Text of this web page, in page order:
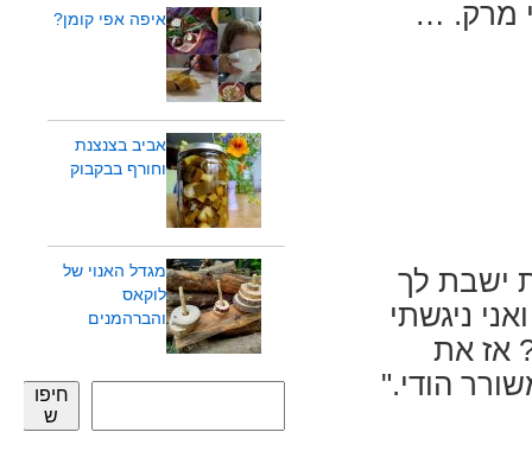
מרק. …
ישבת לך
ניגשתי
אז את
הודי."
איפה אפי קומן?
אביב בצנצנת
וחורף בבקבוק
מגדל האנוי של
לוקאס
והברהמנים
חיפו
ש